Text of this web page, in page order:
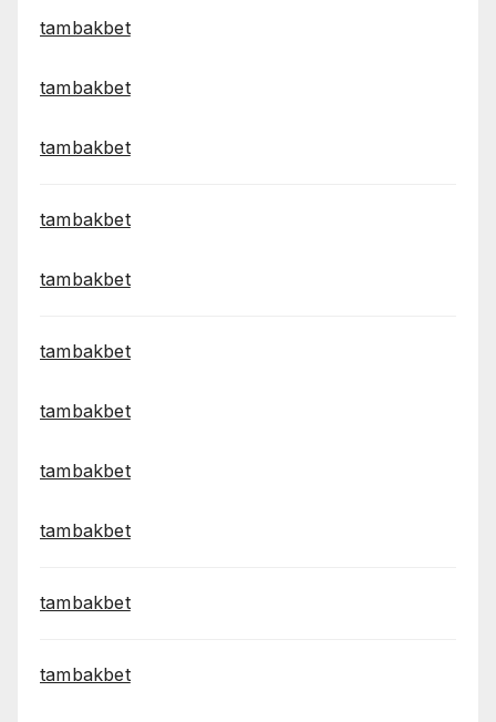
tambakbet
tambakbet
tambakbet
tambakbet
tambakbet
tambakbet
tambakbet
tambakbet
tambakbet
tambakbet
tambakbet